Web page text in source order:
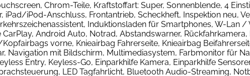
Chrom-Teile, Kraftstoffart: Super, Sonnenblende, 4
iPad/iPod-Anschluss, Frontantrieb, Scheckheft, Inspektion neu,
Induktionsladen für Smartphones, W-Lan
CarPlay, Android Auto, Notrad, Abstandswarner,
vorne, Knieairbag Fahrerseite, Knieairbag
Navigation mit Bildschirm, Multimediasystem, Farbmonitor für
Entry, Keyless-Go, Einparkhilfe Kamera, Einparkhilfe
LED Tagfahrlicht, Bluetooth Audio-Streaming,